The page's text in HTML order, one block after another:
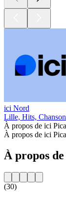
ici Nord
Lille, Hits,
À propos de ici
À propos de ici
À propos
(30)